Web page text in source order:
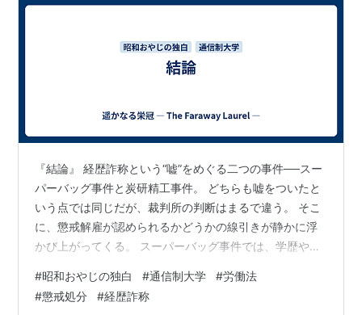
『結論』 経歴詐称という“嘘”をめぐる二つの事件──スー
パーバッグ事件と炭研精工事件。 どちらも嘘をついたと
いう点では同じだが、裁判所の判断はまるで違う。 そこ
に、懲戒解雇が認められるかどうかの線引きが静かに浮
かび上がってくる。 スーパーバッグ事件では、学歴や職
企業が最初の判断を誤らされていた。 採用の前提が崩れ
ていれば、信頼関係は最初の一歩から破綻している。裁
#昭和おやじの独白 #通信制大学 #労働法
#懲戒処分 #経歴詐称